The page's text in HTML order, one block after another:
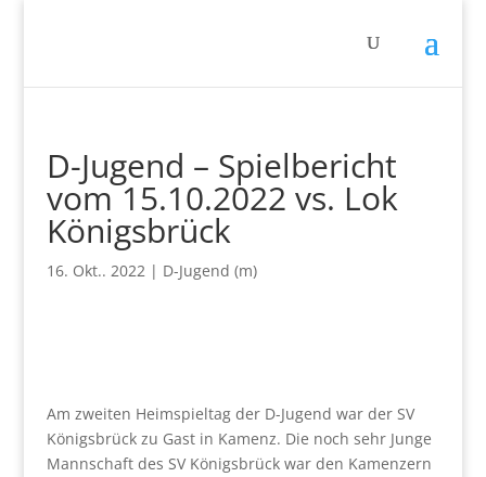
D-Jugend – Spielbericht
vom 15.10.2022 vs. Lok
Königsbrück
16. Okt.. 2022| D-Jugend (m)
Am zweiten Heimspieltag der D-Jugend war der SV
Königsbrück zu Gast in Kamenz. Die noch sehr Junge
Mannschaft des SV Königsbrück war den Kamenzern